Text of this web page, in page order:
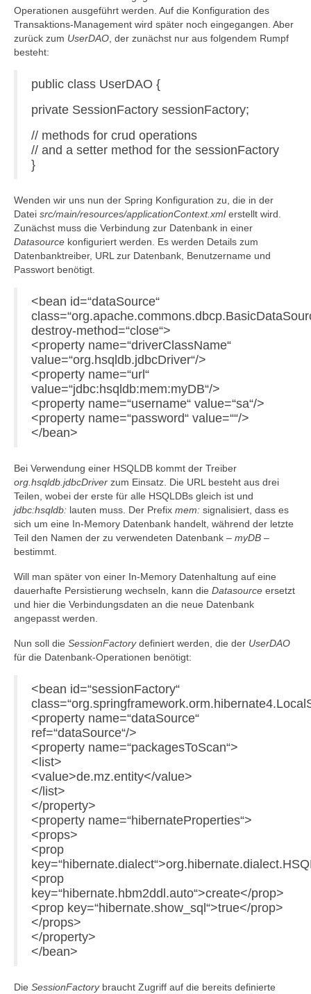
Operationen ausgeführt werden. Auf die Konfiguration des
Transaktions-Management wird später noch eingegangen. Aber
zurück zum UserDAO , der zunächst nur aus folgendem Rumpf
besteht:
public class UserDAO {
private SessionFactory sessionFactory;
// methods for crud operations
// and a setter method for the sessionFactory
}
Wenden wir uns nun der Spring Konfiguration zu, die in der
Datei src/main/resources/applicationContext.xmlerstellt wird.
Zunächst muss die Verbindung zur Datenbank in einer
Datasource konfiguriert werden. Es werden Details zum
Datenbanktreiber, URL zur Datenbank, Benutzername und
Passwort benötigt.
<bean id=“dataSource“
destroy-method=“close“>
<property name=“driverClassName“
value=“org.hsqldb.jdbcDriver“/>
<property name=“url“
value=“jdbc:hsqldb:mem:myDB“/>
<property name=“username“ value=“sa“/>
<property name=“password“ value=““/>
</bean>
Bei Verwendung einer HSQLDB kommt der Treiber
org.hsqldb.jdbcDriver zum Einsatz. Die URL besteht aus drei
Teilen, wobei der erste für alle HSQLDBs gleich ist und
jdbc:hsqldb: lauten muss. Der Prefix mem: signalisiert, dass es
sich um eine In-Memory Datenbank handelt, während der letzte
Teil den Namen der zu verwendeten Datenbank – myDB –
bestimmt.
Will man später von einer In-Memory Datenhaltung auf eine
dauerhafte Persistierung wechseln, kann die Datasource ersetzt
und hier die Verbindungsdaten an die neue Datenbank
angepasst werden.
Nun soll die SessionFactorydefiniert werden, die der UserDAO
für die Datenbank-Operationen benötigt:
<bean id=“sessionFactory“
<property name=“dataSource“
ref=“dataSource“/>
<property name=“packagesToScan“>
<list>
<value>de.mz.entity</value>
</list>
</property>
<property name=“hibernateProperties“>
<props>
<prop
<prop
key=“hibernate.hbm2ddl.auto“>create</prop>
<prop key=“hibernate.show_sql“>true</prop>
</props>
</property>
</bean>
Die SessionFactorybraucht Zugriff auf die bereits definierte